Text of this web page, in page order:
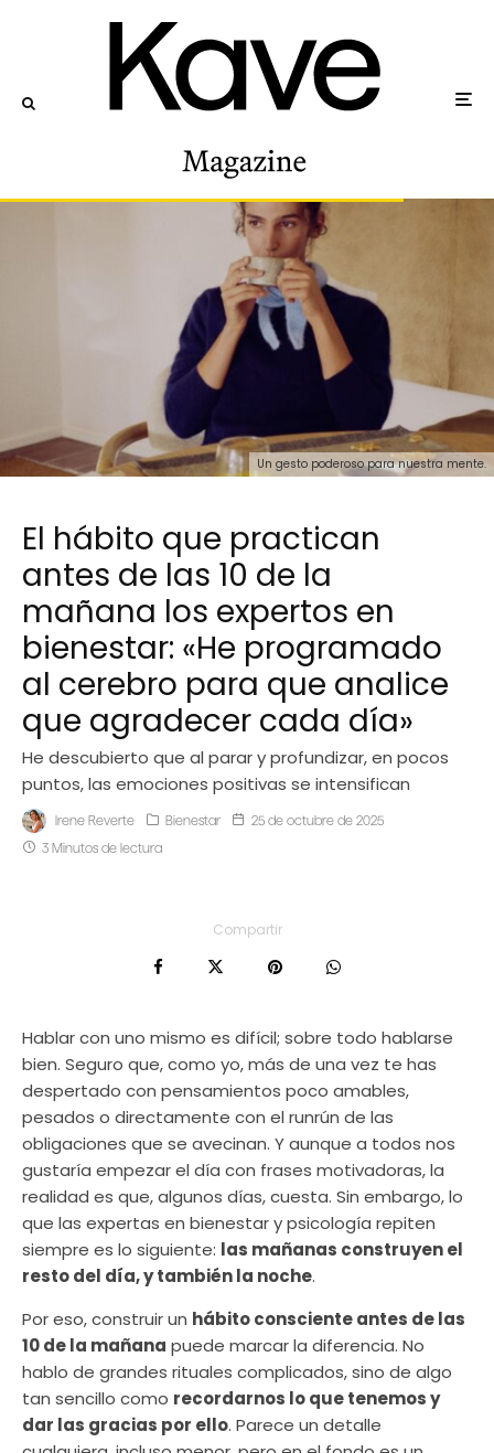
Un gesto poderoso para nuestra mente.
El hábito que practican
antes de las 10 de la
mañana los expertos en
bienestar: «He programado
al cerebro para que analice
que agradecer cada día»
He descubierto que al parar y profundizar, en pocos
puntos, las emociones positivas se intensifican
Irene Reverte Bienestar
25 de octubre de 2025
3 Minutos de lectura
Compartir
Hablar con uno mismo es difícil; sobre todo hablarse
bien. Seguro que, como yo, más de una vez te has
despertado con pensamientos poco amables,
pesados o directamente con el runrún de las
obligaciones que se avecinan. Y aunque a todos nos
gustaría empezar el día con frases motivadoras, la
realidad es que, algunos días, cuesta. Sin embargo, lo
que las expertas en bienestar y psicología repiten
siempre es lo siguiente: las mañanas construyen el
resto del día, y también la noche.
Por eso, construir un hábito consciente antes de las
10 de la mañana puede marcar la diferencia. No
hablo de grandes rituales complicados, sino de algo
tan sencillo como recordarnos lo que tenemos y
dar las gracias por ello. Parece un detalle